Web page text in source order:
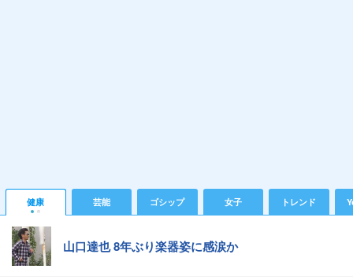
健康 芸能 ゴシップ 女子 トレンド
山口達也 8年ぶり楽器姿に感涙か